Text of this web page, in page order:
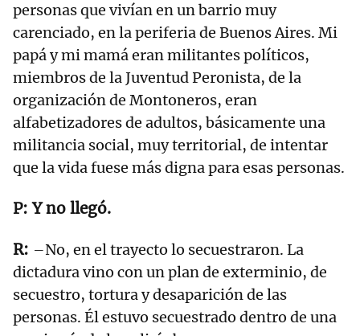
personas que vivían en un barrio muy
carenciado, en la periferia de Buenos Aires. Mi
papá y mi mamá eran militantes políticos,
miembros de la Juventud Peronista, de la
organización de Montoneros, eran
alfabetizadores de adultos, básicamente una
militancia social, muy territorial, de intentar
que la vida fuese más digna para esas personas.
Y no llegó.
–No, en el trayecto lo secuestraron. La
dictadura vino con un plan de exterminio, de
secuestro, tortura y desaparición de las
personas. Él estuvo secuestrado dentro de una